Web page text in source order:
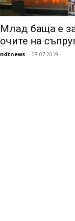
Млад баща е
очите на
ndtnews - 08.07.2019